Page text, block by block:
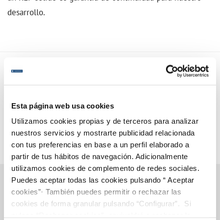
Esta página web usa cookies
Utilizamos cookies propias y de terceros para analizar
nuestros servicios y mostrarte publicidad relacionada
con tus preferencias en base a un perfil elaborado a
partir de tus hábitos de navegación. Adicionalmente
utilizamos cookies de complemento de redes sociales.
Puedes aceptar todas las cookies pulsando “ Aceptar
cookies”· También puedes permitir o rechazar las
cookies de forma granular pulsando “Configurar”. Si
desarrollo.
Gestiones Online